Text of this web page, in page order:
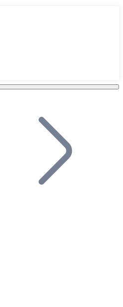
en tu plataforma.
en tu negocio y permite que
tu ecosistema.
distribuidores.
ecosistema.